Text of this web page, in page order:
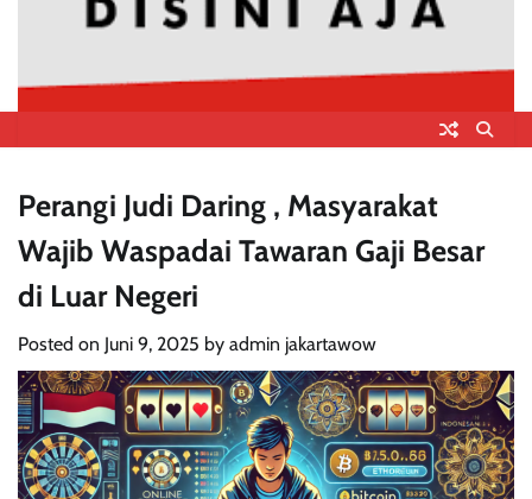
Perangi Judi Daring , Masyarakat
Wajib Waspadai Tawaran Gaji Besar
di Luar Negeri
Posted on Juni 9, 2025 by admin jakartawow